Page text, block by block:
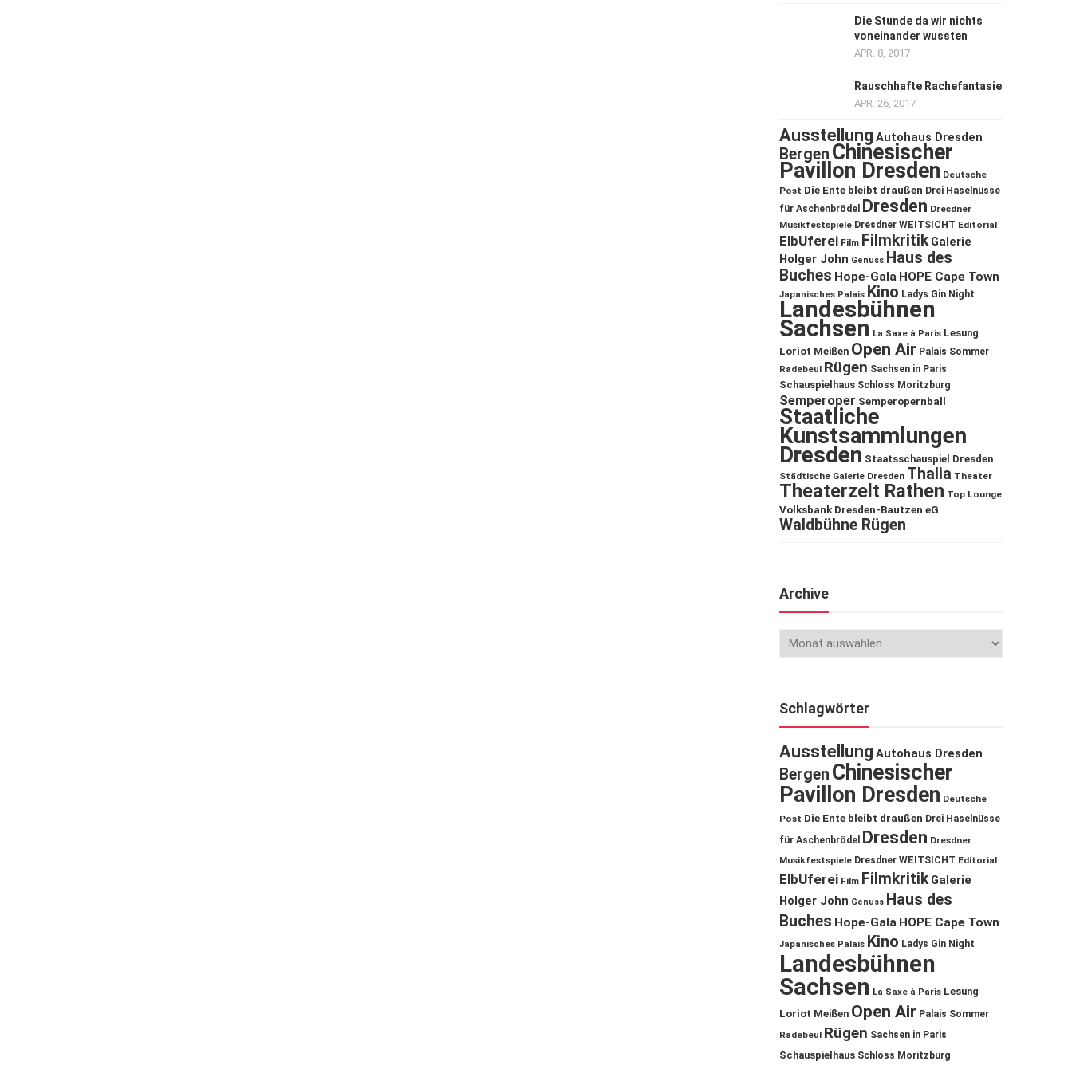
Die Stunde da wir nichts
voneinander wussten
APR. 8, 2017
Rauschhafte Rachefantasie
APR. 26, 2017
Ausstellung Autohaus Dresden
Bergen Chinesischer
Pavillon Dresden Deutsche
Post Die Ente bleibt draußen Drei Haselnüsse
für Aschenbrödel
Dresden Dresdner
Musikfestspiele Dresdner WEITSICHT Editorial
ElbUferei Film Filmkritik Galerie
Holger John Genuss Haus des
Buches Hope-Gala HOPE Cape Town
Japanisches Palais Kino Ladys Gin Night
Landesbühnen
Sachsen La Saxe à Paris Lesung
Loriot Meißen Open Air Palais Sommer
Radebeul Rügen Sachsen in Paris
Schauspielhaus Schloss Moritzburg
Semperoper Semperopernball
Staatliche
Kunstsammlungen
Dresden Staatsschauspiel Dresden
Städtische Galerie Dresden Thalia Theater
Theaterzelt Rathen Top Lounge
Volksbank Dresden-Bautzen eG
Waldbühne Rügen
Archive
Schlagwörter
Ausstellung Autohaus Dresden
Bergen Chinesischer
Pavillon Dresden Deutsche
Post Die Ente bleibt draußen Drei Haselnüsse
für Aschenbrödel
Dresden Dresdner
Musikfestspiele Dresdner WEITSICHT Editorial
ElbUferei Film Filmkritik Galerie
Holger John Genuss Haus des
Buches Hope-Gala HOPE Cape Town
Japanisches Palais Kino Ladys Gin Night
Landesbühnen
Sachsen La Saxe à Paris Lesung
Loriot Meißen Open Air Palais Sommer
Radebeul Rügen Sachsen in Paris
Schauspielhaus Schloss Moritzburg